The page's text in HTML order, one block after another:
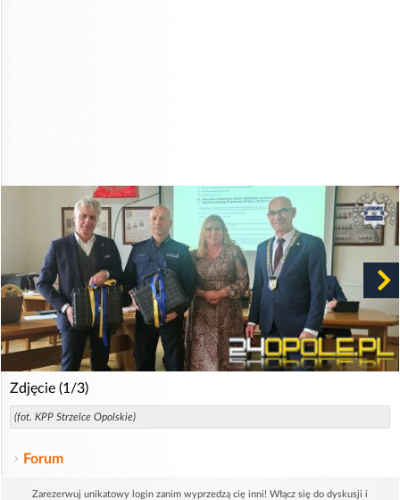
Zdjęcie (1/3)
(fot. KPP Strzelce Opolskie)
Forum
Zarezerwuj unikatowy login zanim wyprzedzą cię inni! Włącz się do dyskusji i